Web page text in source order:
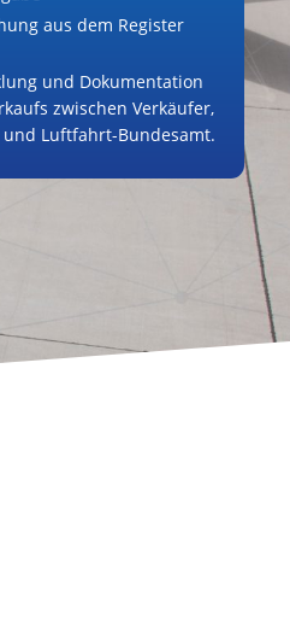
aus dem Register
und Dokumentation
zwischen Verkäufer,
und Luftfahrt-Bundesamt.